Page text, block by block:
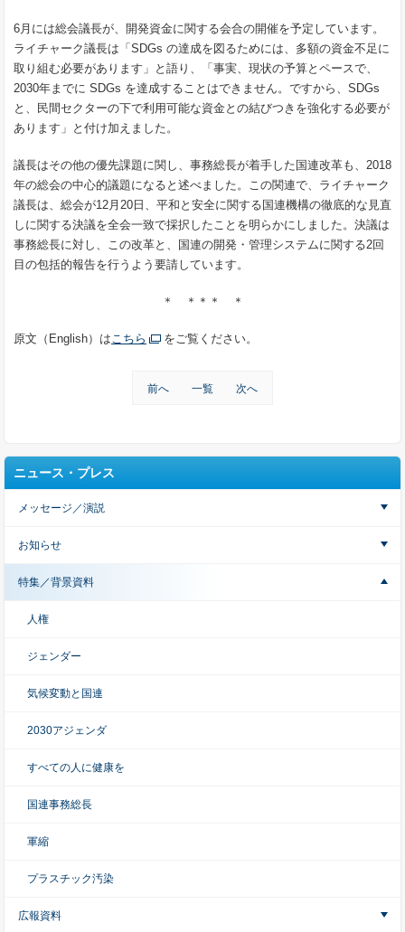
6月には総会議長が、開発資金に関する会合の開催を予定しています。
ライチャーク議長は「 SDGs の達成を図るためには、多額の資金不足に
取り組む必要があります」と語り、「事実、現状の予算とペースで、
2030年までに SDGs を達成することはできません。ですから、SDGs
と、民間セクターの下で利用可能な資金との結びつきを強化する必要が
あります」と付け加えました。
議長はその他の優先課題に関し、事務総長が着手した国連改革も、2018
年の総会の中心的議題になると述べました。この関連で、ライチャーク
議長は、総会が12月20日、平和と安全に関する国連機構の徹底的な見直
しに関する決議を全会一致で採択したことを明らかにしました。決議は
事務総長に対し、この改革と、国連の開発・管理システムに関する2回
目の包括的報告を行うよう要請しています。
＊ ＊＊＊ ＊
原文（English）はこちら をご覧ください。
前へ 一覧 次へ
ニュース・プレス
メッセージ／演説
お知らせ
特集／背景資料
人権
ジェンダー
気候変動と国連
2030アジェンダ
すべての人に健康を
国連事務総長
軍縮
プラスチック汚染
広報資料